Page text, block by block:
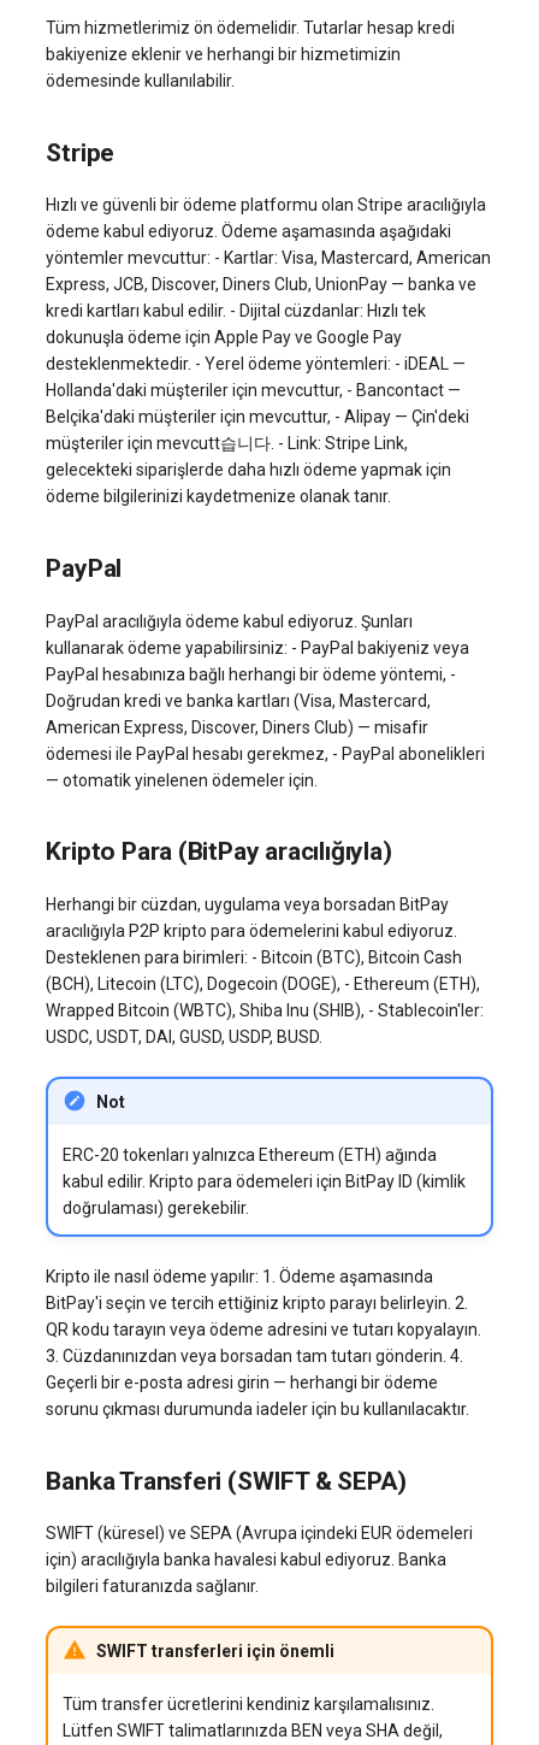
Tüm hizmetlerimiz ön ödemelidir. Tutarlar hesap kredi
bakiyenize eklenir ve herhangi bir hizmetimizin
ödemesinde kullanılabilir.
Stripe
Hızlı ve güvenli bir ödeme platformu olan Stripe aracılığıyla
ödeme kabul ediyoruz. Ödeme aşamasında aşağıdaki
yöntemler mevcuttur: - Kartlar: Visa, Mastercard, American
Express, JCB, Discover, Diners Club, UnionPay — banka ve
kredi kartları kabul edilir. - Dijital cüzdanlar: Hızlı tek
dokunuşla ödeme için Apple Pay ve Google Pay
desteklenmektedir. - Yerel ödeme yöntemleri: - iDEAL —
Hollanda'daki müşteriler için mevcuttur, - Bancontact —
Belçika'daki müşteriler için mevcuttur, - Alipay — Çin'deki
müşteriler için mevcutt습니다. - Link: Stripe Link,
gelecekteki siparişlerde daha hızlı ödeme yapmak için
ödeme bilgilerinizi kaydetmenize olanak tanır.
PayPal
PayPal aracılığıyla ödeme kabul ediyoruz. Şunları
kullanarak ödeme yapabilirsiniz: - PayPal bakiyeniz veya
PayPal hesabınıza bağlı herhangi bir ödeme yöntemi, -
Doğrudan kredi ve banka kartları (Visa, Mastercard,
American Express, Discover, Diners Club) — misafir
ödemesi ile PayPal hesabı gerekmez, - PayPal abonelikleri
— otomatik yinelenen ödemeler için.
Kripto Para (BitPay aracılığıyla)
Herhangi bir cüzdan, uygulama veya borsadan BitPay
aracılığıyla P2P kripto para ödemelerini kabul ediyoruz.
Desteklenen para birimleri: - Bitcoin (BTC), Bitcoin Cash
(BCH), Litecoin (LTC), Dogecoin (DOGE), - Ethereum (ETH),
Wrapped Bitcoin (WBTC), Shiba Inu (SHIB), - Stablecoin'ler:
USDC, USDT, DAI, GUSD, USDP, BUSD.
Not
ERC-20 tokenları yalnızca Ethereum (ETH) ağında
kabul edilir. Kripto para ödemeleri için BitPay ID (kimlik
doğrulaması) gerekebilir.
Kripto ile nasıl ödeme yapılır: 1. Ödeme aşamasında
BitPay'i seçin ve tercih ettiğiniz kripto parayı belirleyin. 2.
QR kodu tarayın veya ödeme adresini ve tutarı kopyalayın.
3. Cüzdanınızdan veya borsadan tam tutarı gönderin. 4.
Geçerli bir e-posta adresi girin — herhangi bir ödeme
sorunu çıkması durumunda iadeler için bu kullanılacaktır.
Banka Transferi (SWIFT & SEPA)
SWIFT (küresel) ve SEPA (Avrupa içindeki EUR ödemeleri
için) aracılığıyla banka havalesi kabul ediyoruz. Banka
bilgileri faturanızda sağlanır.
SWIFT transferleri için önemli
Tüm transfer ücretlerini kendiniz karşılamalısınız.
Lütfen SWIFT talimatlarınızda BEN veya SHA değil,